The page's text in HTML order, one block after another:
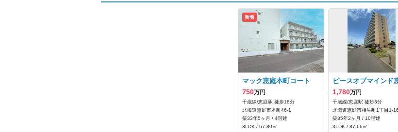
新着
マック恵庭本町コート
750万円
千歳線/恵庭駅 徒歩18分
北海道恵庭市本町46‐1
築33年5ヶ月 / 4階建
3LDK / 67.80㎡
ピースオブマインド
1,780万円
千歳線/恵庭駅 徒歩3分
北海道恵庭市相生町1丁目1-16
築35年2ヶ月 / 10階建
3LDK / 87.66㎡